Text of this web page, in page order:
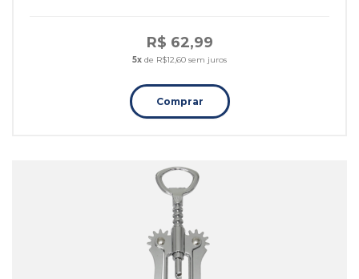
R$ 62,99
5x de R$12,60 sem juros
Comprar